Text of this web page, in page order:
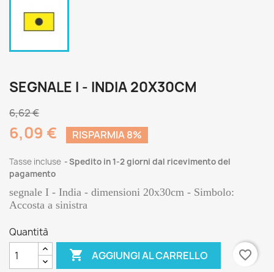
SEGNALE I - INDIA 20X30CM
6,62 €
6,09 € RISPARMIA 8%
Tasse incluse
Spedito in 1-2 giorni dal ricevimento del
pagamento
segnale I - India - dimensioni 20x30cm - Simbolo:
Accosta a sinistra
Quantità
 AGGIUNGI AL CARRELLO
favorite_border